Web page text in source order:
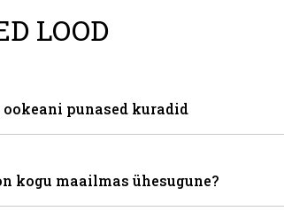
LOOD
punased kuradid
kogu maailmas ühesugune?